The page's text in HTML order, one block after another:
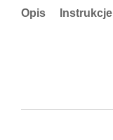
Opis Instrukcje